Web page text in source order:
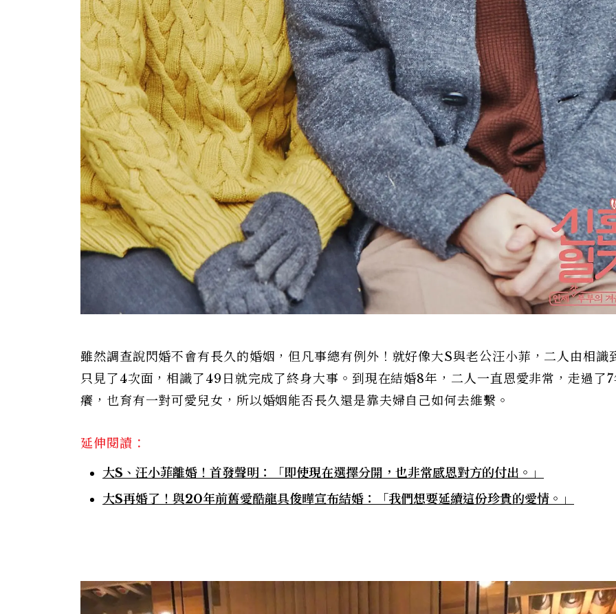
雖然調查說閃婚不會有長久的婚姻，但凡事總有例外！就好像大S與老公汪小菲，二人由相識
只見了4次面，相識了49日就完成了終身大事。到現在結婚8年，二人一直恩愛非常，走過了
癢，也育有一對可愛兒女，所以婚姻能否長久還是靠夫婦自己如何去維繫。
延伸閱讀：
大S、汪小菲離婚！首發聲明：「即使現在選擇分開，也非常感恩對方的付出。」
大S再婚了！與20年前舊愛酷龍具俊曄宣布結婚：「我們想要延續這份珍貴的愛情。」